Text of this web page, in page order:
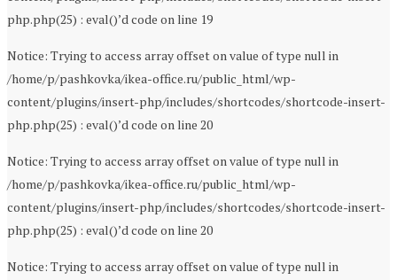
php.php(25) : eval()’d code on line 19
Notice: Trying to access array offset on value of type null in
/home/p/pashkovka/ikea-office.ru/public_html/wp-
content/plugins/insert-php/includes/shortcodes/shortcode-insert-
php.php(25) : eval()’d code on line 20
Notice: Trying to access array offset on value of type null in
/home/p/pashkovka/ikea-office.ru/public_html/wp-
content/plugins/insert-php/includes/shortcodes/shortcode-insert-
php.php(25) : eval()’d code on line 20
Notice: Trying to access array offset on value of type null in